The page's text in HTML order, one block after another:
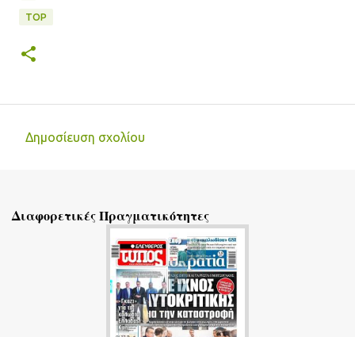
TOP
λ
Δημοσίευση σχολίου
Διαφορετικές Πραγματικότητες